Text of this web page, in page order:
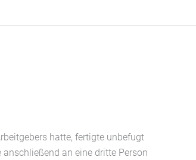
hatte, fertigte unbefugt
an eine dritte Person